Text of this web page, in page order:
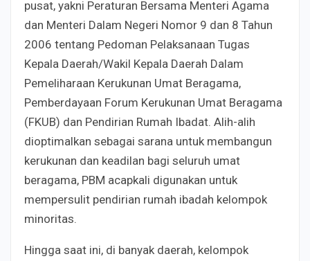
pusat, yakni Peraturan Bersama Menteri Agama
dan Menteri Dalam Negeri Nomor 9 dan 8 Tahun
2006 tentang Pedoman Pelaksanaan Tugas
Kepala Daerah/Wakil Kepala Daerah Dalam
Pemeliharaan Kerukunan Umat Beragama,
Pemberdayaan Forum Kerukunan Umat Beragama
(FKUB) dan Pendirian Rumah Ibadat. Alih-alih
dioptimalkan sebagai sarana untuk membangun
kerukunan dan keadilan bagi seluruh umat
beragama, PBM acapkali digunakan untuk
mempersulit pendirian rumah ibadah kelompok
minoritas.
Hingga saat ini, di banyak daerah, kelompok